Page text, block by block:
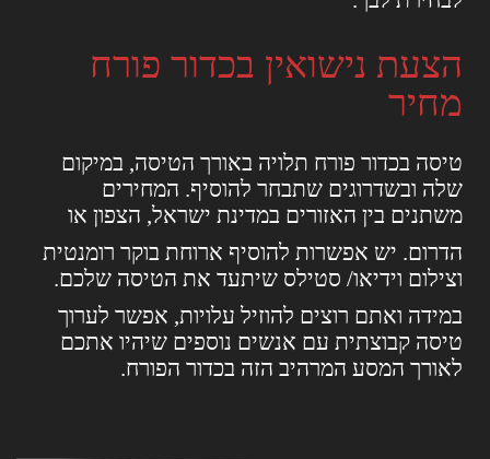
הצעת נישואין בכדור פורח
מחיר
טיסה בכדור פורח תלויה באורך הטיסה, במיקום
שלה ובשדרוגים שתבחר להוסיף. המחירים
משתנים בין האזורים במדינת ישראל, הצפון או
הדרום. יש אפשרות להוסיף ארוחת בוקר רומנטית
וצילום וידיאו/ סטילס שיתעד את הטיסה שלכם.
במידה ואתם רוצים להוזיל עלויות, אפשר לערוך
טיסה קבוצתית עם אנשים נוספים שיהיו אתכם
לאורך המסע המרהיב הזה בכדור הפורח.